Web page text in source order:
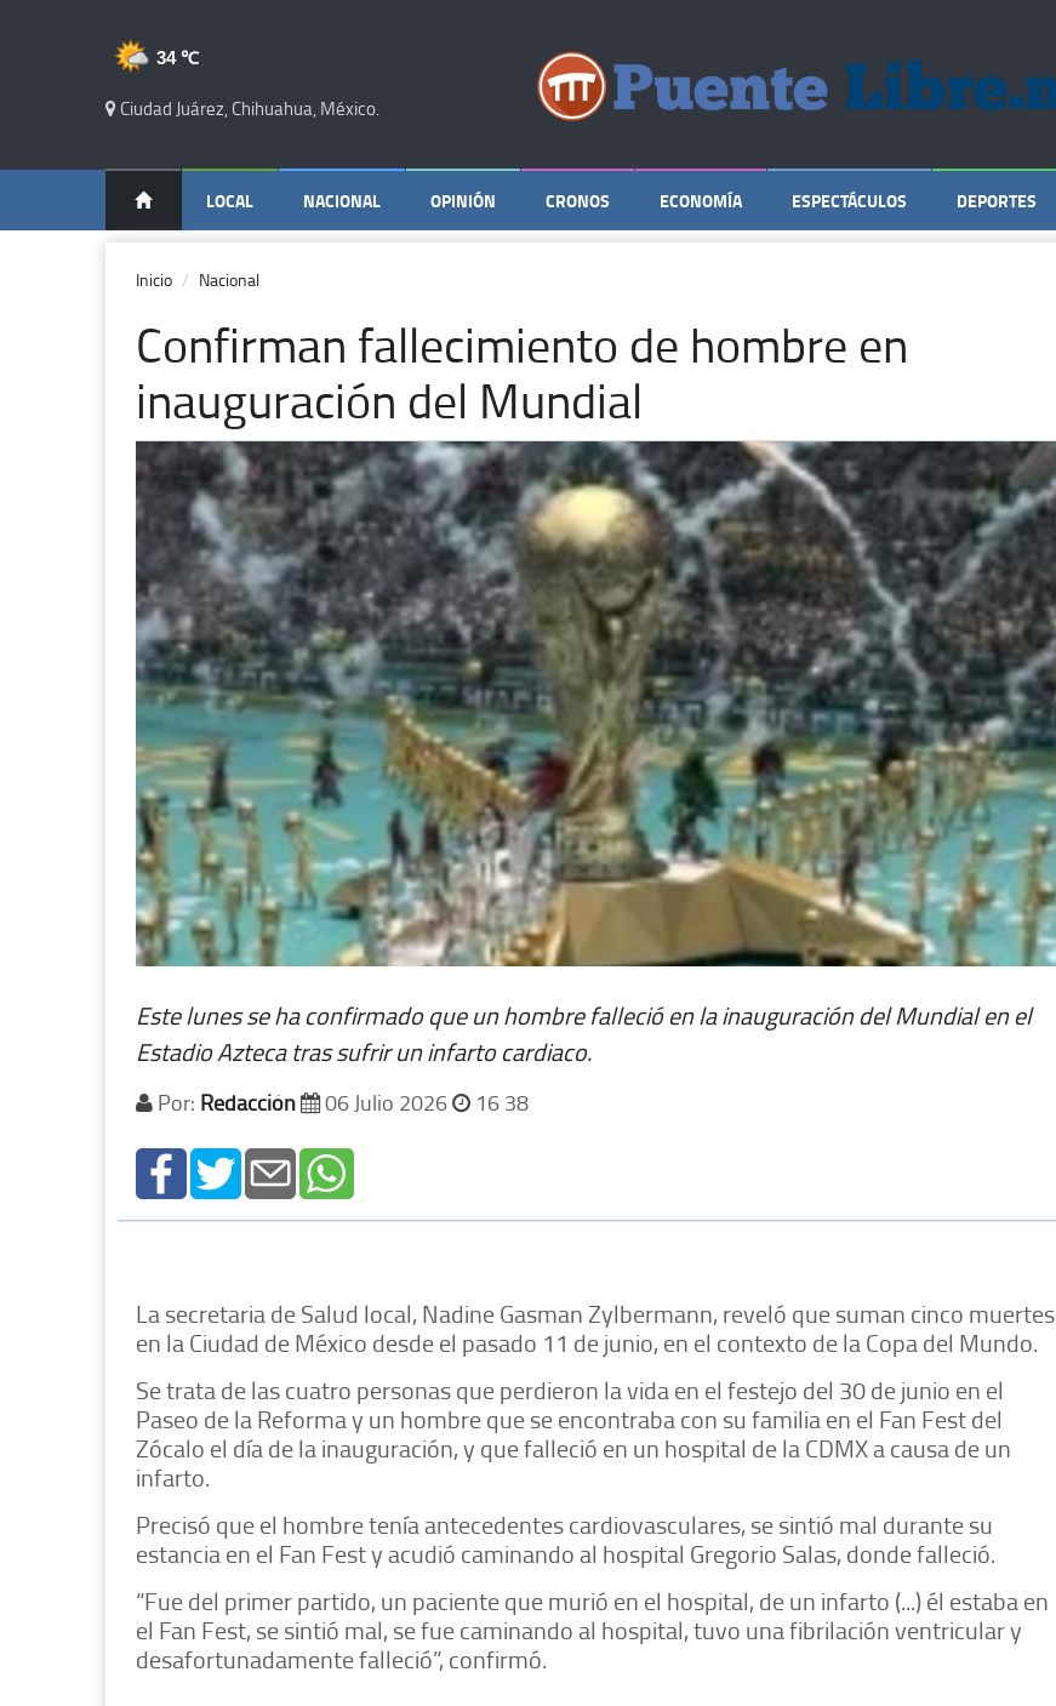
34 ℃
Ciudad Juárez, Chihuahua, México.
LOCAL NACIONAL OPINIÓN CRONOS ECONOMÍA ESPECTÁCULOS DEPORTES
Inicio Nacional
Confirman fallecimiento de hombre en
inauguración del Mundial
Este lunes se ha confirmado que un hombre falleció en la inauguración del Mundial en el
Estadio Azteca tras sufrir un infarto cardiaco.
Por: Redacción 06 Julio 2026 16 38
La secretaria de Salud local, Nadine Gasman Zylbermann, reveló que suman cinco muertes
en la Ciudad de México desde el pasado 11 de junio, en el contexto de la Copa del Mundo.
Se trata de las cuatro personas que perdieron la vida en el festejo del 30 de junio en el
Paseo de la Reforma y un hombre que se encontraba con su familia en el Fan Fest del
Zócalo el día de la inauguración, y que falleció en un hospital de la CDMX a causa de un
infarto.
Precisó que el hombre tenía antecedentes cardiovasculares, se sintió mal durante su
estancia en el Fan Fest y acudió caminando al hospital Gregorio Salas, donde falleció.
“Fue del primer partido, un paciente que murió en el hospital, de un infarto (...) él estaba en
el Fan Fest, se sintió mal, se fue caminando al hospital, tuvo una fibrilación ventricular y
desafortunadamente falleció”, confirmó.